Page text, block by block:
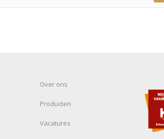
Over ons
Producten
Vacatures